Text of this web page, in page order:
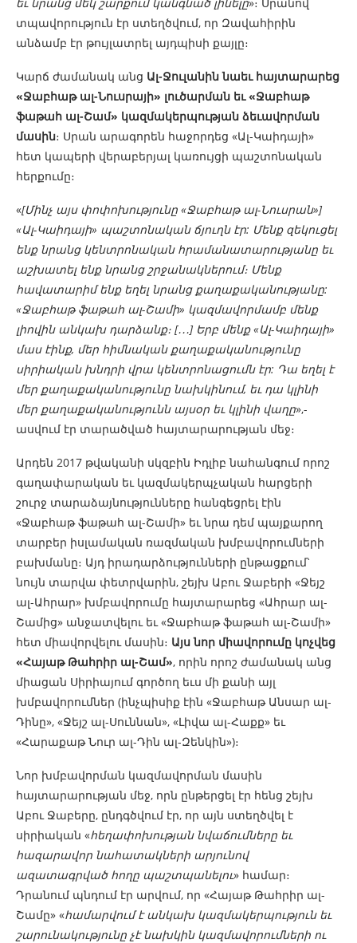
տպավորություն էր ստեղծվում, որ Զավահիրին
անձամբ էր թույլատրել այդպիսի քայլը։
Կարճ ժամանակ անց Ալ-Ջուլանին նաեւ հայտարարեց
«Ջաբհաթ ալ-Նուսրայի» լուծարման եւ «Ջաբհաթ
ֆաթահ ալ-Շամ» կազմակերպության ձեւավորման
մասին։ Սրան արագորեն հաջորդեց «Ալ-Կաիդայի»
հետ կապերի վերաբերյալ կառույցի պաշտոնական
հերքումը։
«[Մինչ այս փոփոխությունը «Ջաբհաթ ալ-Նուսրան»]
«Ալ-Կաիդայի» պաշտոնական ճյուղն էր: Մենք զեկուցել
ենք նրանց կենտրոնական հրամանատարությանը եւ
աշխատել ենք նրանց շրջանակներում։ Մենք
հավատարիմ ենք եղել նրանց քաղաքականությանը:
«Ջաբհաթ ֆաթահ ալ-Շամի» կազմավորմամբ մենք
լիովին անկախ դարձանք։ [․․․] Երբ մենք «Ալ-Կաիդայի»
մաս էինք, մեր հիմնական քաղաքականությունը
սիրիական խնդրի վրա կենտրոնացումն էր: Դա եղել է
մեր քաղաքականությունը նախկինում, եւ դա կլինի
մեր քաղաքականությունն այսօր եւ կլինի վաղը»,-
ասվում էր տարածված հայտարարության մեջ։
Արդեն 2017 թվականի սկզբին Իդլիբ նահանգում որոշ
գաղափարական եւ կազմակերպչական հարցերի
շուրջ տարաձայնությունները հանգեցրել էին
«Ջաբհաթ ֆաթահ ալ-Շամի» եւ նրա դեմ պայքարող
տարբեր իսլամական ռազմական խմբավորումների
բախմանը։ Այդ իրադարձությունների ընթացքում՝
նույն տարվա փետրվարին, շեյխ Աբու Ջաբերի «Ջեյշ
ալ-Ահրար» խմբավորումը հայտարարեց «Ահրար ալ-
Շամից» անջատվելու եւ «Ջաբհաթ ֆաթահ ալ-Շամի»
հետ միավորվելու մասին։ Այս նոր միավորումը կոչվեց
«Հայաթ Թահրիր ալ-Շամ», որին որոշ ժամանակ անց
միացան Սիրիայում գործող եւս մի քանի այլ
խմբավորումներ (ինչպիսիք էին «Ջաբհաթ Անսար ալ-
Դինը», «Ջեյշ ալ-Սուննան», «Լիվա ալ-Հաքք» եւ
«Հարաքաթ Նուր ալ-Դին ալ-Զենկին»)։
Նոր խմբավորման կազմավորման մասին
հայտարարության մեջ, որն ընթերցել էր հենց շեյխ
Աբու Ջաբերը, ընդգծվում էր, որ այն ստեղծվել է
սիրիական «հեղափոխության նվաճումները եւ
հազարավոր նահատակների արյունով
ազատագրված հողը պաշտպանելու» համար։
Դրանում պնդում էր արվում, որ «Հայաթ Թահրիր ալ-
Շամը» «համարվում է անկախ կազմակերպություն եւ
շարունակությունը չէ նախկին կազմավորումների ու